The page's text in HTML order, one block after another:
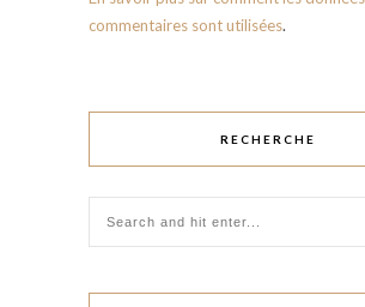
commentaires sont utilisées.
RECHERCHE